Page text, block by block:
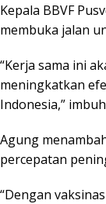
Kepala BBVF
membuka jalan
“Kerja sama ini
meningkatkan
Indonesia,”
Agung
percepatan
“Dengan